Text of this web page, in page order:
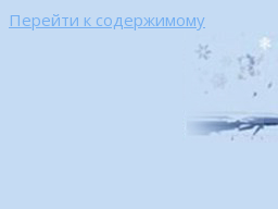
Перейти к содержимому